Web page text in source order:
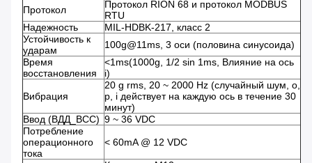
Протокол
Протокол RION 68 и протокол MODBUS
RTU
Надежность
MIL-HDBK-217, класс 2
Устойчивость к
ударам
100g@11ms, 3 оси (половина синусоида)
Время
восстановления
<1ms(1000g, 1/2 sin 1ms, Влияние на ось
i)
Вибрация
20 g rms, 20 ~ 2000 Hz (случайный шум, o,
p, i действует на каждую ось в течение 30
минут)
Ввод (ВДД_ВСС) 9 ~ 36 VDC
Потребление
операционного
тока
< 60mA @ 12 VDC